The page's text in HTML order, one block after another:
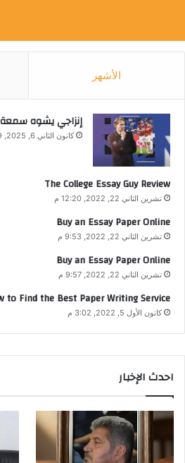
الأشهر
إنزاجي يشوه
كانون الثاني 6, 2025, 11:59 ص
The College Essay Guy Review
تشرين الثاني 22, 2022, 12:20 م
Buy an Essay Paper Online
تشرين الثاني 22, 2022, 9:53 م
Buy an Essay Paper Online
تشرين الثاني 22, 2022, 9:57 م
to Find the Best Paper Writing Service
كانون الأول 5, 2022, 3:02 م
احدث الإخبار